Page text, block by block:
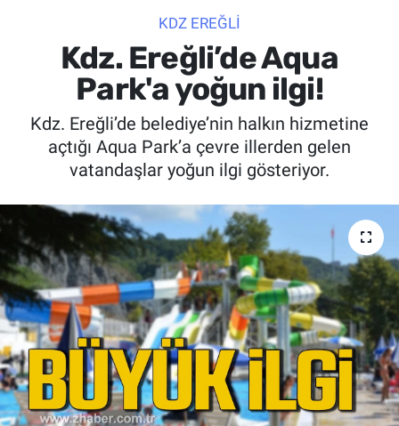
KDZ EREĞLİ
Kdz. Ereğli’de Aqua
Park'a yoğun ilgi!
Kdz. Ereğli’de belediye’nin halkın hizmetine
açtığı Aqua Park’a çevre illerden gelen
vatandaşlar yoğun ilgi gösteriyor.
SPOR
SAĞLIK